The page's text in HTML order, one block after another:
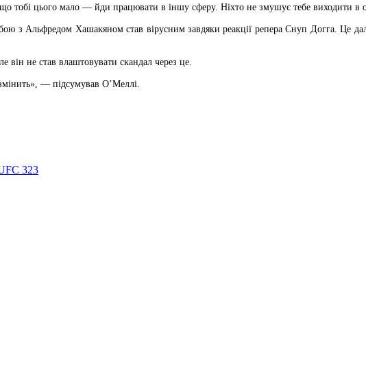
цього мало — йди працювати в іншу сферу. Ніхто не змушує тебе виходити в
з Альфредом Хашакяном став вірусним завдяки реакції репера Снуп Догга. Це
він не став влаштовувати скандал через це.
— підсумував О’Меллі.
323